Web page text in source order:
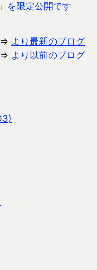
を限定公開です
⇒ より最新のブログ
⇒ より以前のブログ